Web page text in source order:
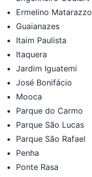
Ermelino Matarazzo
Guaianazes
Itaim Paulista
Itaquera
Jardim Iguatemi
José Bonifácio
Mooca
Parque do Carmo
Parque São Lucas
Parque São Rafael
Penha
Ponte Rasa